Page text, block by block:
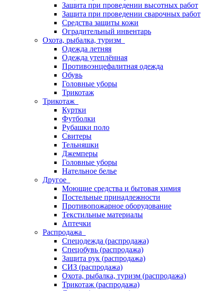
Защита при проведении высотных работ
Защита при проведении сварочных работ
Средства защиты кожи
Оградительный инвентарь
Охота, рыбалка, туризм
Одежда летняя
Одежда утеплённая
Противоэнцефалитная одежда
Обувь
Головные уборы
Трикотаж
Трикотаж
Куртки
Футболки
Рубашки поло
Свитеры
Тельняшки
Джемперы
Головные уборы
Нательное белье
Другое
Моющие средства и бытовая химия
Постельные принадлежности
Противопожарное оборудование
Текстильные материалы
Аптечки
Распродажа
Спецодежда (распродажа)
Спецобувь (распродажа)
Защита рук (распродажа)
СИЗ (распродажа)
Охота, рыбалка, туризм (распродажа)
Трикотаж (распродажа)